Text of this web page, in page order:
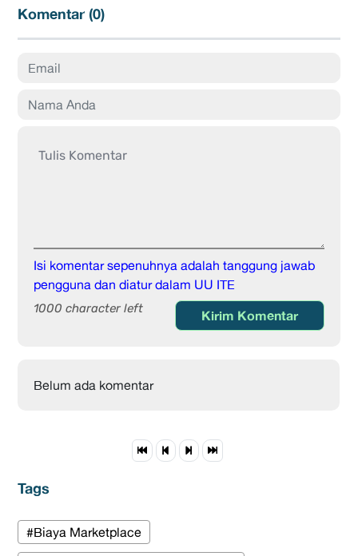
Komentar (0)
Isi komentar sepenuhnya adalah tanggung jawab
pengguna dan diatur dalam UU ITE
1000 character left Kirim Komentar
Belum ada komentar
Tags
#Biaya Marketplace